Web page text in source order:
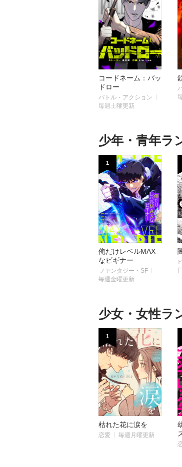
コードネーム：バッ
ドロー
バトル・アクション
毎週土曜更新
少年・青年ラ
1
俺だけレベルMAX
なビギナー
ファンタジー・SF
毎週金曜更新
少女・女性ラ
1
枯れた花に涙を
恋愛 毎週月曜更新